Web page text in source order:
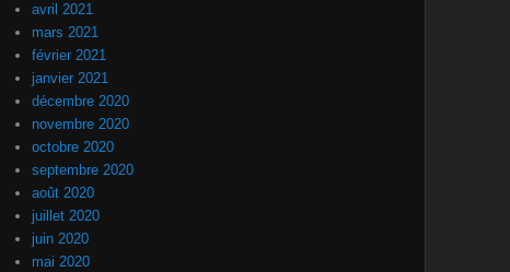
avril 2021
mars 2021
février 2021
janvier 2021
décembre 2020
novembre 2020
octobre 2020
septembre 2020
août 2020
juillet 2020
juin 2020
mai 2020